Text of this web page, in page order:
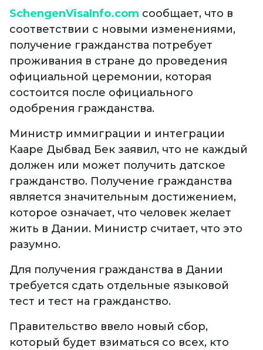
SchengenVisaInfo.com сообщает, что в
соответствии с новыми изменениями,
получение гражданства потребует
проживания в стране до проведения
официальной церемонии, которая
состоится после официального
одобрения гражданства.
Министр иммиграции и интеграции
Кааре Дыбвад Бек заявил, что не каждый
должен или может получить датское
гражданство. Получение гражданства
является значительным достижением,
которое означает, что человек желает
жить в Дании. Министр считает, что это
разумно.
Для получения гражданства в Дании
требуется сдать отдельные языковой
тест и тест на гражданство.
Правительство ввело новый сбор,
который будет взиматься со всех, кто